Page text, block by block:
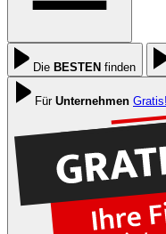
Die BESTEN finden
Für Unternehmen